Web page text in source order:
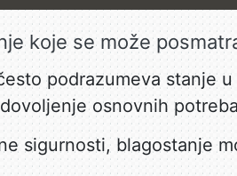
koje se može
podrazumeva stanje
osnovnih
sigurnosti, blagostanje